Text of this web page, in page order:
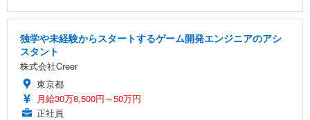
独学や未経験からスタートするゲーム開発エンジニアのアシ
スタント
株式会社Creer
東京都
月給30万8,500円～50万円
正社員